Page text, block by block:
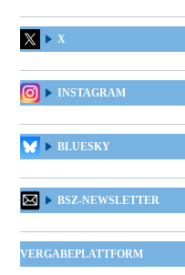
X
INSTAGRAM
BLUESKY
BSZ-NEWSLETTER
VERGABEPLATTFORM